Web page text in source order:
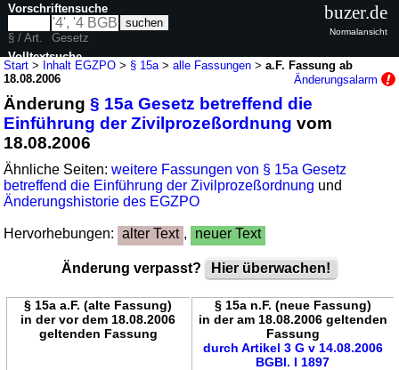
Start > Inhalt EGZPO > § 15a >alle Fassungen >a.F. Fassung ab
18.08.2006
Änderungsalarm
Änderung§ 15a Gesetz betreffend die
Einführung der Zivilprozeßordnung vom
18.08.2006
Ähnliche Seiten:weitere Fassungen von § 15a Gesetz
betreffend die Einführung der Zivilprozeßordnung und
Änderungshistorie des EGZPO
Hervorhebungen: alter Text , neuer Text
Änderung verpasst? Hier überwachen!
§ 15a a.F. (alte Fassung)
in der vor dem 18.08.2006
geltenden Fassung
§ 15a n.F. (neue Fassung)
in der am 18.08.2006 geltenden
Fassung
durch Artikel 3 G v 14.08.2006
BGBl. I 1897
Vorschriftensuche
§ / Art.
Gesetz
Volltextsuche
buzer.de
Normalansicht